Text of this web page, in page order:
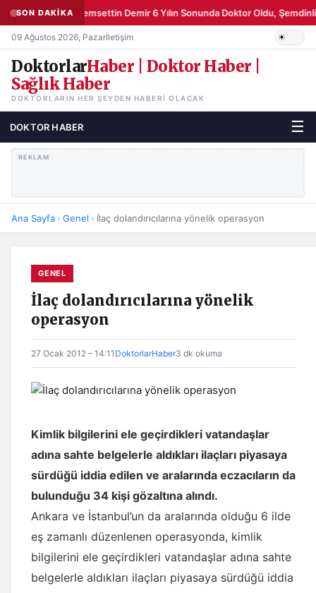
SON DAKİKA Şemsettin Demir 6 Yılın Sonunda Doktor Oldu,
09 Ağustos 2026, Pazarİletişim
DoktorlarHaber | Doktor Haber |
Sağlık Haber
DOKTORLARIN HER ŞEYDEN HABERI OLACAK
DOKTOR HABER ☰
REKLAM
Ana Sayfa › Genel › İlaç dolandırıcılarına yönelik operasyon
GENEL
İlaç dolandırıcılarına yönelik
operasyon
27 Ocak 2012 – 14:11 DoktorlarHaber3 dk okuma
Kimlik bilgilerini ele geçirdikleri vatandaşlar
adına sahte belgelerle aldıkları ilaçları piyasaya
sürdüğü iddia edilen ve aralarında eczacıların da
bulunduğu 34 kişi gözaltına alındı.
Ankara ve İstanbul’un da aralarında olduğu 6 ilde
eş zamanlı düzenlenen operasyonda, kimlik
bilgilerini ele geçirdikleri vatandaşlar adına sahte
belgelerle aldıkları ilaçları piyasaya sürdüğü iddia